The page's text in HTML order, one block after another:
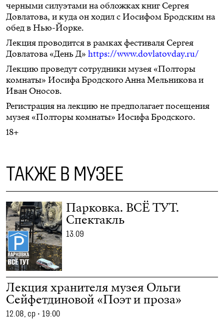
черными силуэтами на обложках книг Сергея
Довлатова, и куда он ходил с Иосифом Бродским на
обед в Нью-Йорке.
Лекция проводится в рамках фестиваля Сергея
Довлатова «День Д» https://www.dovlatovday.ru/
Лекцию проведут сотрудники музея «Полторы
комнаты» Иосифа Бродского Анна Мельникова и
Иван Оносов.
Регистрация на лекцию не предполагает посещения
музея «Полторы комнаты» Иосифа Бродского.
18+
ТАКЖЕ В МУЗЕЕ
Парковка. ВСЁ ТУТ.
Спектакль
13.09
Лекция хранителя музея Ольги
Сейфетдиновой «Поэт и проза»
12.08, ср • 19:00